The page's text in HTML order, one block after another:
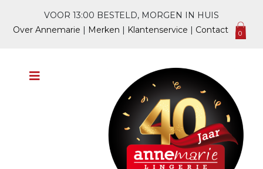
VOOR 13:00 BESTELD, MORGEN IN HUIS
Over Annemarie | Merken | Klantenservice | Contact 0